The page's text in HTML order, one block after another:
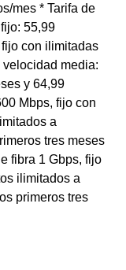
mes * Tarifa de
55,99
con ilimitadas
media:
y 64,99
Mbps, fijo con
a
tres meses
fibra 1 Gbps, fijo
ilimitados a
primeros tres